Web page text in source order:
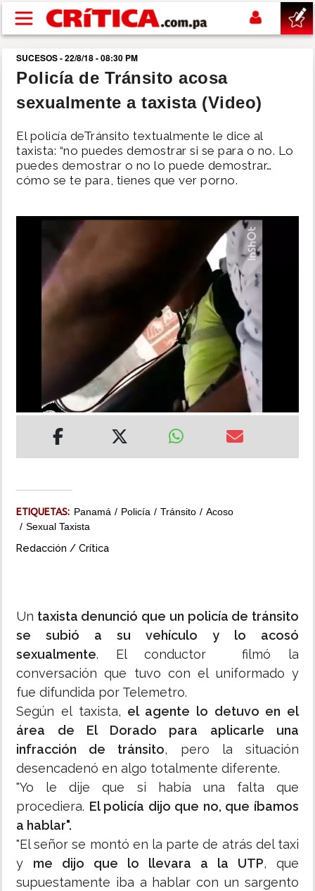
Pasar al contenido principal
buscar
SUCESOS
NACIONAL
POLÍTICA
DEPORTES
MUNDO
SUCESOS - 22/8/18 - 08:30 PM
Policía de Tránsito acosa
sexualmente a taxista (Video)
El policía deTránsito textualmente le dice al
taxista: “no puedes demostrar si se para o no. Lo
puedes demostrar o no lo puede demostrar…
cómo se te para, tienes que ver porno.
ETIQUETAS: Panamá Policía Tránsito
Acoso
Sexual Taxista
Redacción / Crítica
Un taxista denunció que un policía de tránsito
se subió a su vehículo y lo acosó
sexualmente. El conductor filmó la
conversación que tuvo con el uniformado y
fue difundida por Telemetro.
Según el taxista, el agente lo detuvo en el
área de El Dorado para aplicarle una
infracción de tránsito, pero la situación
desencadenó en algo totalmente diferente.
"Yo le dije que si había una falta que
procediera. El policía dijo que no, que íbamos
a hablar".
"El señor se montó en la parte de atrás del taxi
y me dijo que lo llevara a la UTP, que
supuestamente iba a hablar con un sargento